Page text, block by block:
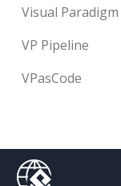
Visual Paradigm
VP Pipeline
VPasCode